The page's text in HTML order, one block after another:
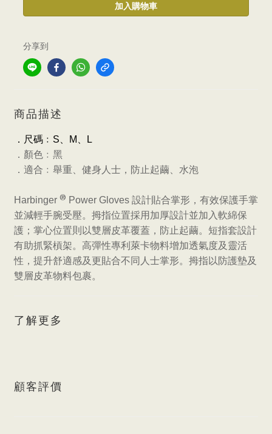
加入購物車
分享到
商品描述
．尺碼﹕ S M
L
．顏色﹕黑
． 適合﹕舉重、健身人士，防止起繭、水泡
Harbinger ® Power Gloves 設計貼合掌形，有效保護手掌
並減輕手腕受壓。拇指位置採用加厚設計並加入軟綿保
護；掌心位置則以雙層皮革覆蓋，防止起繭。短指套設計
有助抓緊槓架。高彈性專利萊卡物料增加透氣度及靈活
性，提升舒適感及更貼合不同人士掌形。拇指以防護墊及
雙層皮革物料包裹。
了解更多
顧客評價